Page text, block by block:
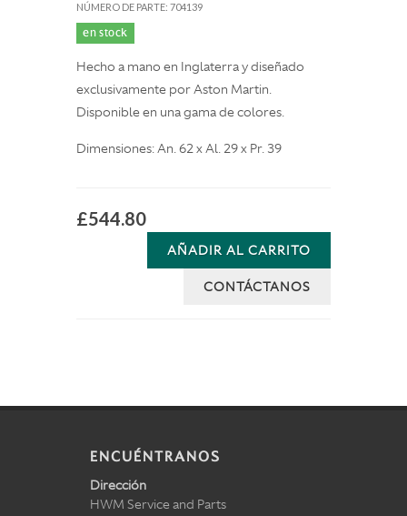
NÚMERO DE PARTE: 704139
en stock
Hecho a mano en Inglaterra y diseñado
exclusivamente por Aston Martin.
Disponible en una gama de colores.
Dimensiones: An. 62 x Al. 29 x Pr. 39
£544.80
AÑADIR AL CARRITO
CONTÁCTANOS
ENCUÉNTRANOS
Dirección
HWM Service and Parts